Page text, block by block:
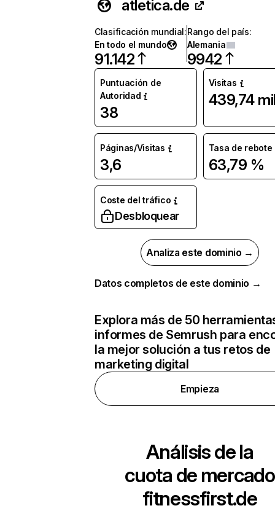
atletica.de
Clasificación mundial:
En todo el mundo
91.142
Rango del país:
Alemania
9942
Puntuación de
Autoridad
38
Visitas
439,74
Páginas/Visitas
3,6
Tasa de rebote
63,79 %
Coste del tráfico
Desbloquear
Analiza este dominio →
Datos completos de este dominio →
Explora más de 50
informes de Semrush para
la mejor solución a tus retos de
marketing digital
Empieza
Análisis de la
cuota de mercado
fitnessfirst.de